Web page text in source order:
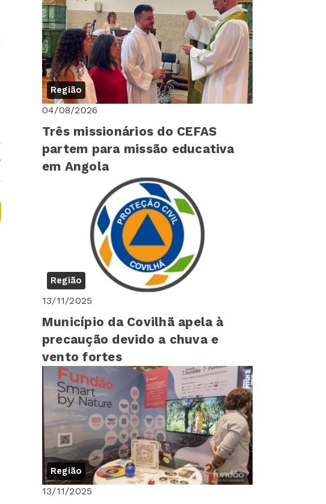
Região
04/08/2026
Três missionários do CEFAS
partem para missão educativa
em Angola
Região
13/11/2025
Município da Covilhã apela à
precaução devido a chuva e
vento fortes
Região
13/11/2025